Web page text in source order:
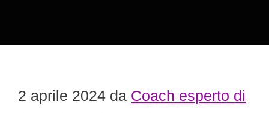
2 aprile 2024 da Coach esperto di